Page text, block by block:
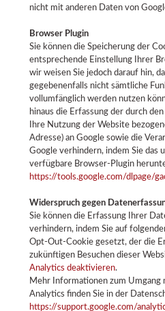
nicht mit anderen Daten von
Browser Plugin
Sie können die Speicherung der
entsprechende Einstellung Ihrer
wir weisen Sie jedoch darauf hin,
gegebenenfalls nicht sämtliche
vollumfänglich werden nutzen
hinaus die Erfassung der durch
Ihre Nutzung der Website
Adresse) an Google sowie die
Google verhindern, indem Sie das
verfügbare Browser-Plugin
https://tools.google.com/dlpage/
Widerspruch gegen
Sie können die Erfassung Ihrer
verhindern, indem Sie auf
Opt-Out-Cookie gesetzt, der die
zukünftigen Besuchen dieser
Analytics deaktivieren.
Mehr Informationen zum
Analytics finden Sie in der
https://support.google.com/